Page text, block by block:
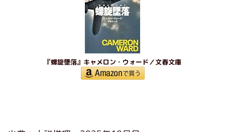
『螺旋墜落』キャメロン・ウォード／文春文庫